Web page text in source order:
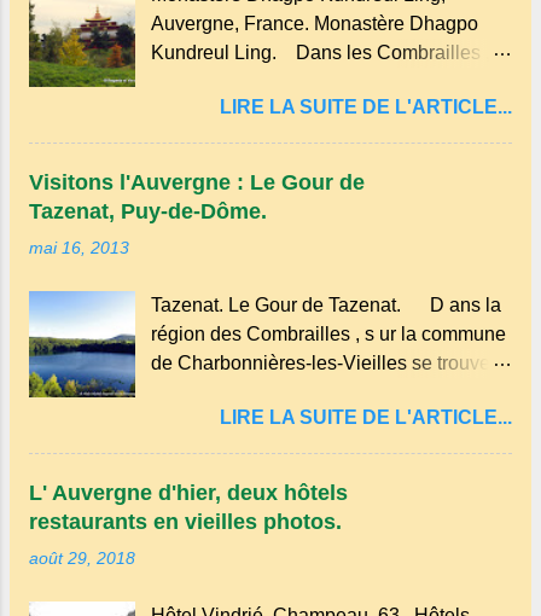
réalisée avec des ingrédients simples
comme la farine, les œufs, le lait et une
y ajouter du sucre et des fruits comme des
pommes ou des myrtilles. Son nom
pourrait être dérivé du terme occitan
pascada , qui signifie...
Auvergne, France. Monastère Dhagpo
Kundreul Ling. Dans les Combrailles ,
trouve un site Bouddhiste, composé de
deux ermitages monastiques, dont le
dit "le Bost" sur la commune de Biollet ,
un des plus importants centres d'Europe.
dresse dans les nuages et brille au
moindre rayon de soleil, attirant le regard.
Bien entouré de verdure, d'un étang,
d'art sacré, d'un jardin des souvenirs tout
cela dans un grand parc arboré.
LIRE LA SUITE DE L'ARTICLE...
Visitons l'Auvergne : Le Gour de
Tazenat, Puy-de-Dôme.
mai 16, 2013
Tazenat. Le Gour de Tazenat. D ans la
région des Combrailles , s ur la commune
de Charbonnières-les-Vieilles se trouve le
(cratère d'explosion) rempli d’eau, appelé
: le Lac de Tazenat ou Tazanat, il est le
premier et le plus au nord de la Chaîne
des Puys qui en compte près de soixante.
En Auvergne on dit : un " Gour " c 'est
LIRE LA SUITE DE L'ARTICLE...
L' Auvergne d'hier, deux hôtels
restaurants en vieilles photos.
août 29, 2018